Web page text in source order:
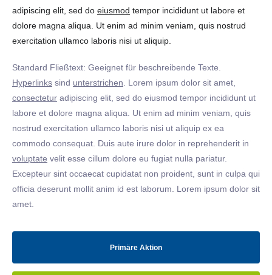
adipiscing elit, sed do eiusmod tempor incididunt ut labore et
dolore magna aliqua. Ut enim ad minim veniam, quis nostrud
exercitation ullamco laboris nisi ut aliquip.
Standard Fließtext: Geeignet für beschreibende Texte.
Hyperlinks sind unterstrichen . Lorem ipsum dolor sit amet,
consectetur adipiscing elit, sed do eiusmod tempor incididunt ut
labore et dolore magna aliqua. Ut enim ad minim veniam, quis
nostrud exercitation ullamco laboris nisi ut aliquip ex ea
commodo consequat. Duis aute irure dolor in reprehenderit in
voluptate velit esse cillum dolore eu fugiat nulla pariatur.
Excepteur sint occaecat cupidatat non proident, sunt in culpa qui
officia deserunt mollit anim id est laborum. Lorem ipsum dolor sit
amet.
Primäre Aktion